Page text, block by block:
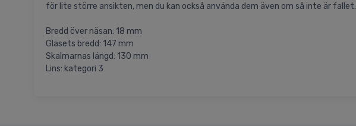
för lite större ansikten, men du kan också använda dem även om så inte är fallet.
Bredd över näsan: 18 mm
Glasets bredd: 147 mm
Skalmarnas längd: 130 mm
Lins: kategori 3